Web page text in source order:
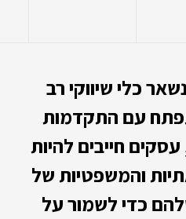
נשאר כלי שיווקי רב
עם התקדמות
חייבים להיות
והמשפטיות של
כדי לשמור על